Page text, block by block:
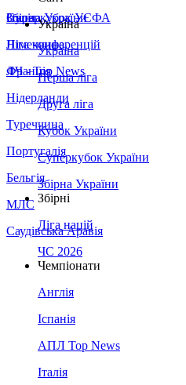
Збірна України
Італія
Німеччина
Франція
Нідерланди
Туреччина
Португалія
Бельгія
МЛС
Саудівська Аравія
Суперкубок УЄФА
Ліга конференцій
ЛЧ - Top News
Україна
Україна
Перша ліга
Друга ліга
Кубок України
Суперкубок України
Збірна України
Збірні
Ліга націй
ЧС 2026
Чемпіонати
Англія
Іспанія
АПЛ Top News
Італія